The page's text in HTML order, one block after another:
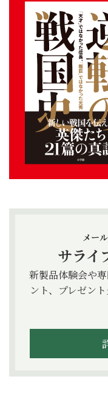
メー
サライ
新製品体験会や
ント、プレゼン